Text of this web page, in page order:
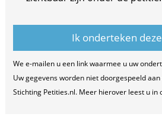
We e-mailen u een link waarmee u uw
Uw gegevens worden niet doorgespeeld
Stichting Petities.nl. Meer hierover leest u in